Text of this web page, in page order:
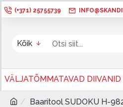
(+371) 25755739
Kõik
VÄLJATÕMMATAVAD DIIVANID
Baaritool SUDOKU H-